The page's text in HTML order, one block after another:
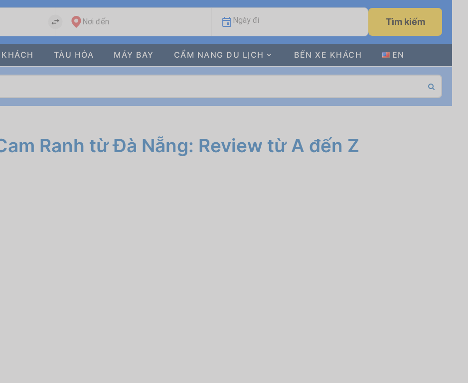
Nơi đến Ngày đi Tìm kiếm
TÀU HỎA MÁY BAY CẨM NANG DU LỊCH BẾN XE KHÁCH EN
Ranh từ Đà Nẵng: Review từ A đến Z